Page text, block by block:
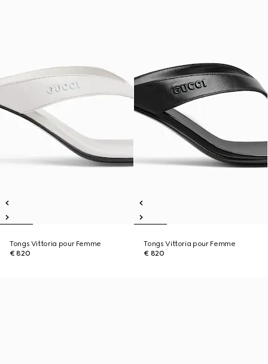
Tongs Vittoria pour Femme
€ 820
Tongs Vittoria pour Femme
€ 820